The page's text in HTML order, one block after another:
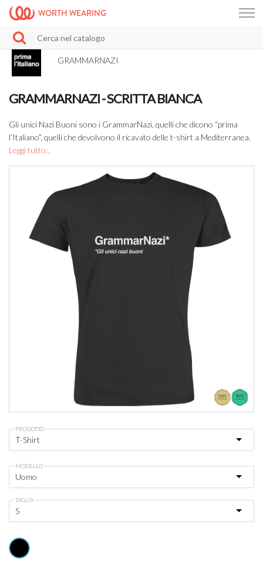
WORTH WEARING
GRAMMARNAZI
GRAMMARNAZI - SCRITTA BIANCA
Gli unici Nazi Buoni sono i GrammarNazi, quelli che dicono “prima
l’Italiano”, quelli che devolvono il ricavato delle t-shirt a Mediterranea.
Leggi tutto...
PRODOTTO
MODELLO
TAGLIA